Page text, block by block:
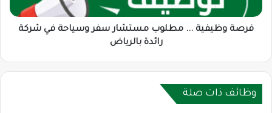
شركة
رائدةفرصة وظيفية ... مطلوب مستشار سفر وسياحة في شركة
رائدة بالرياض
وظائف ذات صلة